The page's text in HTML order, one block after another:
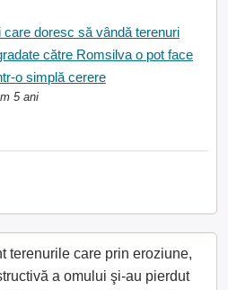
care doresc să vândă terenuri
către Romsilva o pot face
o simplă cerere
5 ani
terenurile care prin eroziune,
a omului şi-au pierdut